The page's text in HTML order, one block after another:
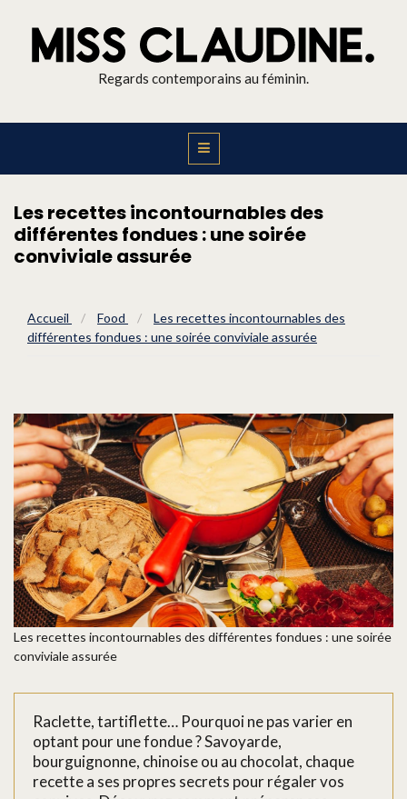
Regards contemporains au féminin.
Les recettes incontournables des
différentes fondues : une soirée
conviviale assurée
Accueil / Food /
Les recettes incontournables des
différentes fondues : une soirée conviviale assurée
Les recettes incontournables des différentes fondues : une soirée
conviviale assurée
Raclette, tartiflette… Pourquoi ne pas varier en
optant pour une fondue ? Savoyarde,
bourguignonne, chinoise ou au chocolat, chaque
recette a ses propres secrets pour régaler vos